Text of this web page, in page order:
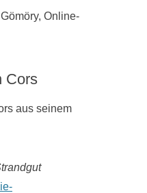
Online-
Cors
aus seinem